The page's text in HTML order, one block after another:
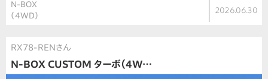
N-BOX
（4WD）
2026.06.30
RX78-RENさん
N-BOX CUSTOM ターボ（4W…